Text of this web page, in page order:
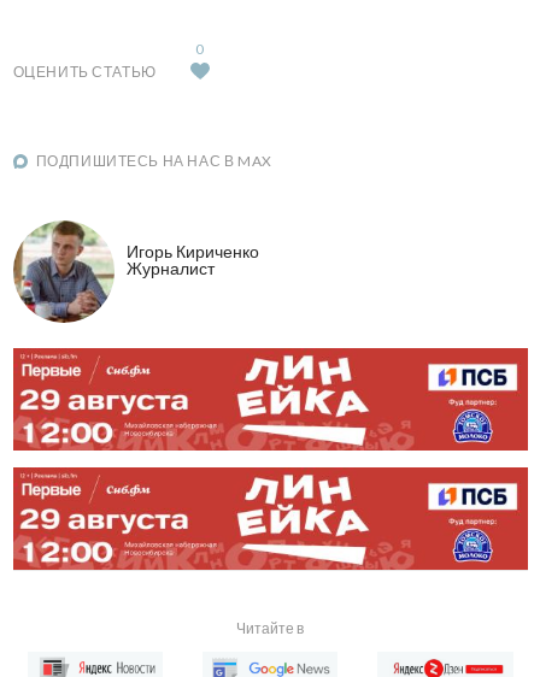
ОЦЕНИТЬ СТАТЬЮ
0
ПОДПИШИТЕСЬ НА НАС В MAX
Игорь Кириченко
Журналист
Читайте в